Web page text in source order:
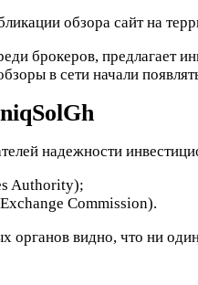
обзора сайт на
брокеров, предлагает
в сети начали
надежности
Authority);
Commission).
органов видно, что ни